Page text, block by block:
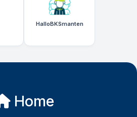
HalloBKSmanten
Home